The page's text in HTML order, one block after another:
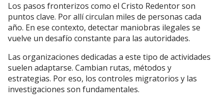
Los pasos fronterizos como el Cristo Redentor son
puntos clave. Por allí circulan miles de personas cada
año. En ese contexto, detectar maniobras ilegales se
vuelve un desafío constante para las autoridades.
Las organizaciones dedicadas a este tipo de actividades
suelen adaptarse. Cambian rutas, métodos y
estrategias. Por eso, los controles migratorios y las
investigaciones son fundamentales.